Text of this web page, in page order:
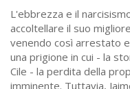
L'ebbrezza e il
accoltellare il suo
venendo così arrestato
una prigione in cui - la
Cile - la perdita della
imminente. Tuttavia,